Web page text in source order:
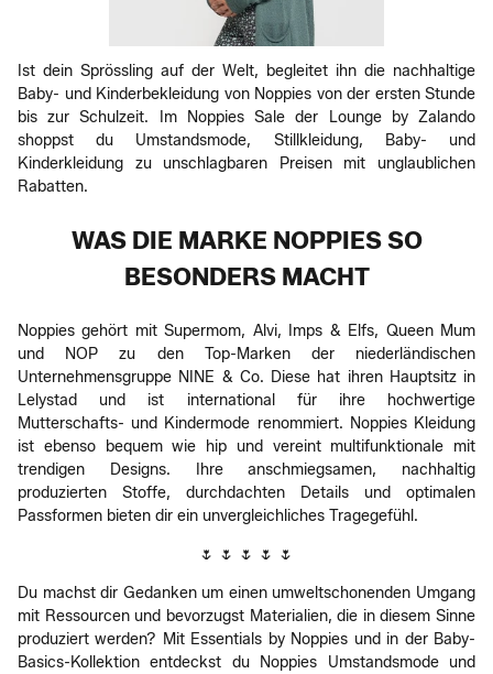
Ist dein Sprössling auf der Welt, begleitet ihn die nachhaltige
Baby- und Kinderbekleidung von Noppies von der ersten Stunde
bis zur Schulzeit. Im Noppies Sale der Lounge by Zalando
shoppst du Umstandsmode, Stillkleidung, Baby- und
Kinderkleidung zu unschlagbaren Preisen mit unglaublichen
Rabatten.
WAS DIE MARKE NOPPIES SO
BESONDERS MACHT
Noppies gehört mit Supermom, Alvi, Imps & Elfs, Queen Mum
und NOP zu den Top-Marken der niederländischen
Unternehmensgruppe NINE & Co. Diese hat ihren Hauptsitz in
Lelystad und ist international für ihre hochwertige
Mutterschafts- und Kindermode renommiert. Noppies Kleidung
ist ebenso bequem wie hip und vereint multifunktionale mit
trendigen Designs. Ihre anschmiegsamen, nachhaltig
produzierten Stoffe, durchdachten Details und optimalen
Passformen bieten dir ein unvergleichliches Tragegefühl.
🌷 🌷 🌷 🌷 🌷
Du machst dir Gedanken um einen umweltschonenden Umgang
mit Ressourcen und bevorzugst Materialien, die in diesem Sinne
produziert werden? Mit Essentials by Noppies und in der Baby-
Basics-Kollektion entdeckst du Noppies Umstandsmode und